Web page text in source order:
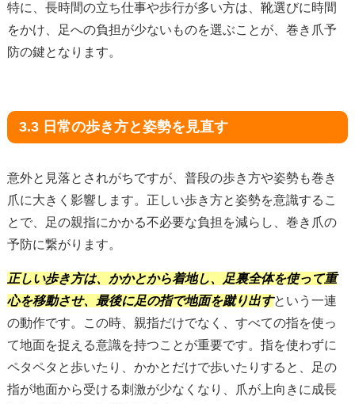
特に、長時間の立ち仕事や歩行が多い方は、靴選びに時間
をかけ、足への負担が少ないものを選ぶことが、巻き爪予
防の鍵となります。
3.3 日常の歩き方と姿勢を見直す
意外と見落とされがちですが、普段の歩き方や姿勢も巻き
爪に大きく影響します。正しい歩き方と姿勢を意識するこ
とで、足の親指にかかる不必要な負担を減らし、巻き爪の
予防に繋がります。
正しい歩き方は、かかとから着地し、足裏全体を使って重
心を移動させ、最後に足の指で地面を蹴り出すという一連
の動作です。この時、親指だけでなく、すべての指を使っ
て地面を捉える意識を持つことが重要です。指を使わずに
ペタペタと歩いたり、かかとだけで歩いたりすると、足の
指が地面から受ける刺激が少なくなり、爪が上向きに成長